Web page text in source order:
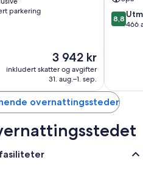
parkering
Prisen
er
3 942 kr
3 942 kr
inkludert skatter og avgifter
31. aug.–1. sep.
Village
8.8
av
8,8
466
overnattingssteder